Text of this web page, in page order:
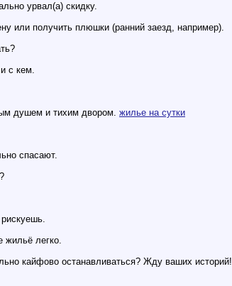
урвал(а) скидку.
или получить плюшки (ранний заезд, например).
с кем.
душем и тихим двором. жилье на сутки
спасают.
жильё легко.
кайфово останавливаться? Жду ваших историй!